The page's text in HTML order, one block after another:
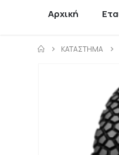
Αρχική
ΚΑΤΆΣΤΗΜΑ